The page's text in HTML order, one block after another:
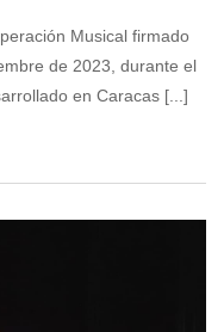
Musical firmado
de 2023, durante el
en Caracas [...]